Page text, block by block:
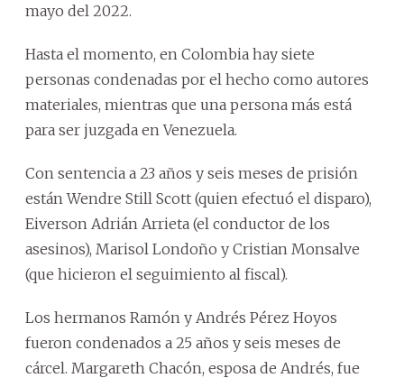
mayo del 2022.
Hasta el momento, en Colombia hay siete
personas condenadas por el hecho como autores
materiales, mientras que una persona más está
para ser juzgada en Venezuela.
Con sentencia a 23 años y seis meses de prisión
están Wendre Still Scott (quien efectuó el disparo),
Eiverson Adrián Arrieta (el conductor de los
asesinos), Marisol Londoño y Cristian Monsalve
(que hicieron el seguimiento al fiscal).
Los hermanos Ramón y Andrés Pérez Hoyos
fueron condenados a 25 años y seis meses de
cárcel. Margareth Chacón, esposa de Andrés, fue